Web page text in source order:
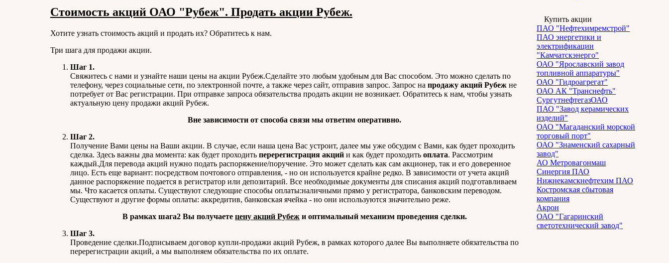
Стоимость акций ОАО "Рубеж". Продать акции Рубеж.
Хотите узнать стоимость акций и продать их? Обратитесь к нам.
Три шага для продажи акции.
Шаг 1.
Свяжитесь с нами и узнайте наши цены на акции Рубеж.Сделайте это любым удобным для Вас способом. Это можно сделать по
телефону, через социальные сети, по электронной почте, а также через сайт, отправив запрос. Запрос на продажу акций Рубеж не
потребует от Вас регистрации. При отправке запроса обязательства продать акции не возникает. Обратитесь к нам, чтобы узнать
актуальную цену продажи акций Рубеж.
Вне зависимости от способа связи мы ответим оперативно.
Шаг 2.
Получение Вами цены на Ваши акции. В случае, если наша цена Вас устроит, далее мы уже обсудим с Вами, как будет проходить
сделка. Здесь важны два момента: как будет проходить перерегистрация акций и как будет проходить оплата. Рассмотрим
каждый.Для перевода акций нужно подать распоряжение/поручение. Это может сделать как сам акционер, так и его доверенное
лицо. Есть еще вариант: посредством почтового отправления, - но он используется крайне редко. В зависимости от учета акций
данное распоряжение подается в регистратор или депозитарий. Все необходимые документы для списания акций подготавливаем
мы. Что касается оплаты. Существуют следующие способы оплаты:наличными прямо у регистратора, банковским переводом.
Существуют и другие формы оплаты: аккредитив, банковская ячейка - но они используются значительно реже.
В рамках шага2 Вы получаете цену акций Рубежи оптимальный механизм проведения сделки.
Шаг 3.
Проведение сделки.Подписываем договор купли-продажи акций Рубеж, в рамках которого далее Вы выполняете обязательства по
перерегистрации акций, а мы выполняем обязательства по их оплате.
Купить акции
ПАО "Нефтехимремстрой"
ПАО энергетики и
электрификации
"Камчатскэнерго"
ОАО "Ярославский завод
топливной аппаратуры"
ОАО "Гидроагрегат"
ОАО АК "Транснефть"
СургутнефтегазОАО
ПАО "Завод керамических
изделий"
ОАО "Магаданский морской
торговый порт"
ОАО "Знаменский сахарный
завод"
АО Метровагонмаш
Синергия ПАО
Нижнекамскнефтехим ПАО
Костромская сбытовая
компания
Акрон
ОАО "Гагаринский
светотехнический завод"